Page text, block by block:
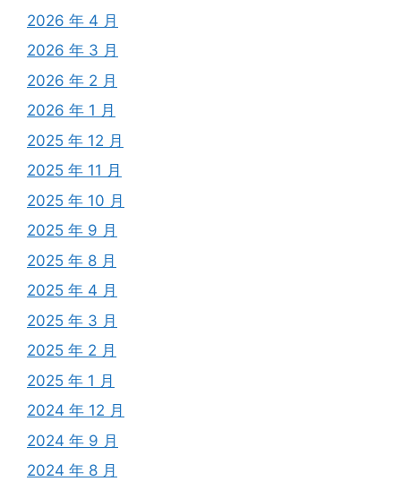
2026 年 4 月
2026 年 3 月
2026 年 2 月
2026 年 1 月
2025 年 12 月
2025 年 11 月
2025 年 10 月
2025 年 9 月
2025 年 8 月
2025 年 4 月
2025 年 3 月
2025 年 2 月
2025 年 1 月
2024 年 12 月
2024 年 9 月
2024 年 8 月